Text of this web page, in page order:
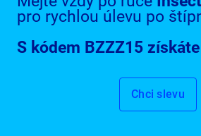
pro rychlou úlevu po
S kódem BZZZ15
Chci slevu